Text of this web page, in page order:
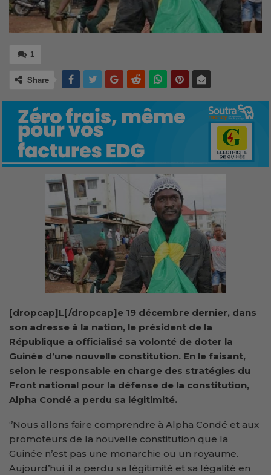
1
Share
[dropcap]L[/dropcap]e 19 décembre dernier, dans
son adresse à la nation, le président de la
République a officialisé sa volonté de doter la
Guinée d’une nouvelle constitution. En le faisant,
selon le responsable en charge des stratégies du
Front national pour la défense de la constitution,
Alpha Condé a perdu sa légitimité.
‘’Nous allons faire comprendre à Alpha Condé et aux
promoteurs de la nouvelle constitution que la
Guinée n’est pas une monarchie ou un royaume.
Aujourd’hui, il a perdu sa légitimité et sa légalité en